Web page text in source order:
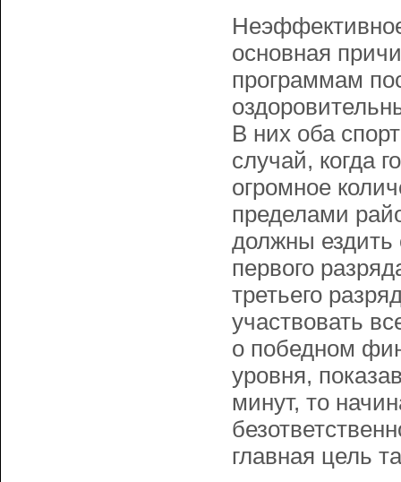
основная
программам
В них оба
случай, когда
огромное
пределами
должны ездить
первого
третьего
участвовать
о победном
уровня,
минут, то
главная цель